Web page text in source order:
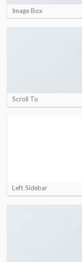
Image Box
Scroll To
Left Sidebar